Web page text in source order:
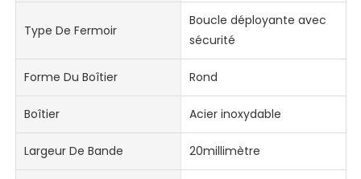
Type De Fermoir
Boucle déployante avec
sécurité
Forme Du Boîtier Rond
Boîtier Acier inoxydable
Largeur De Bande 20millimètre